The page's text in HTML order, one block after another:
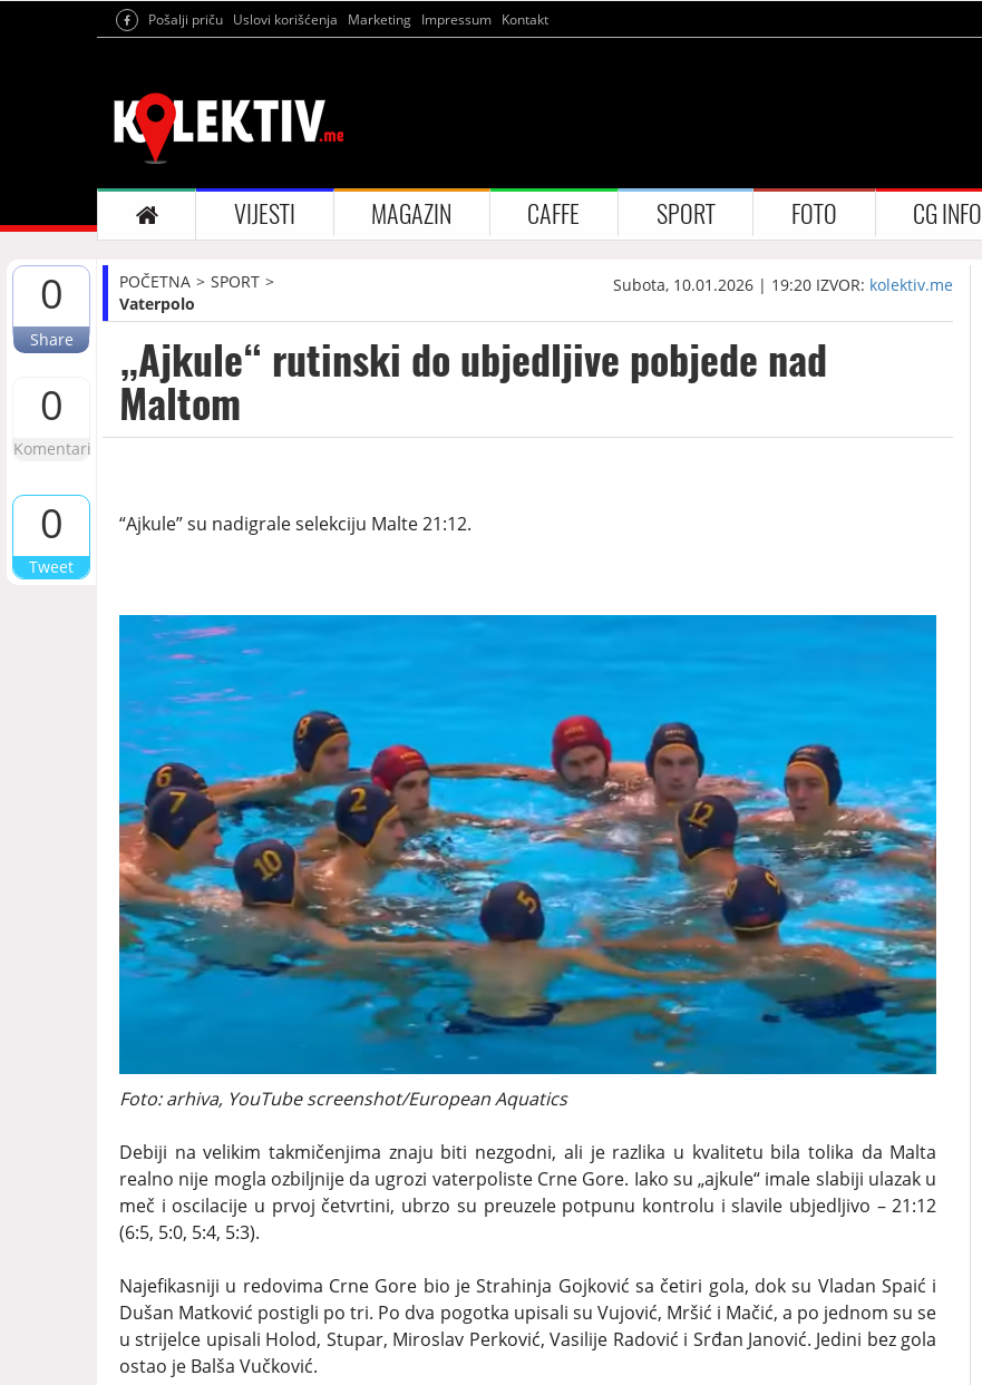
Pošalji priču Uslovi korišćenja Marketing Impressum Kontakt
VIJESTI MAGAZIN CAFFE SPORT FOTO CG INFO
0
Share
0
Komentari
0
Tweet
POČETNA
SPORT
Vaterpolo
Subota, 10.01.2026 | 19:20 IZVOR: kolektiv.me
„Ajkule“ rutinski do ubjedljive pobjede nad
Maltom
“Ajkule” su nadigrale selekciju Malte 21:12.
Foto: arhiva, YouTube screenshot/European Aquatics
Debiji na velikim takmičenjima znaju biti nezgodni, ali je razlika u kvalitetu bila tolika da Malta
realno nije mogla ozbiljnije da ugrozi vaterpoliste Crne Gore. Iako su „ajkule“ imale slabiji ulazak u
meč i oscilacije u prvoj četvrtini, ubrzo su preuzele potpunu kontrolu i slavile ubjedljivo – 21:12
(6:5, 5:0, 5:4, 5:3).
Najefikasniji u redovima Crne Gore bio je Strahinja Gojković sa četiri gola, dok su Vladan Spaić i
Dušan Matković postigli po tri. Po dva pogotka upisali su Vujović, Mršić i Mačić, a po jednom su se
u strijelce upisali Holod, Stupar, Miroslav Perković, Vasilije Radović i Srđan Janović. Jedini bez gola
ostao je Balša Vučković.